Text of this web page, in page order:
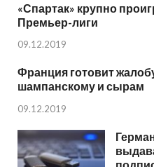
«Спартак» крупно
Премьер-лиги
09.12.2019
Франция готовит
шампанскому и сырам
09.12.2019